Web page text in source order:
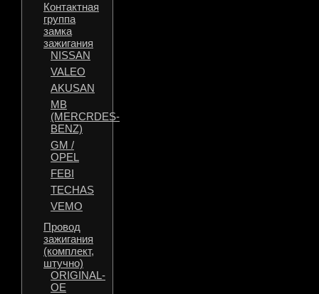
Контактная
группа
замка
зажигания
NISSAN
VALEO
AKUSAN
MB
(MERCRDES-
BENZ)
GM /
OPEL
FEBI
TECHAS
VEMO
Провод
зажигания
(комплект,
штучно)
ORIGINAL-
OE